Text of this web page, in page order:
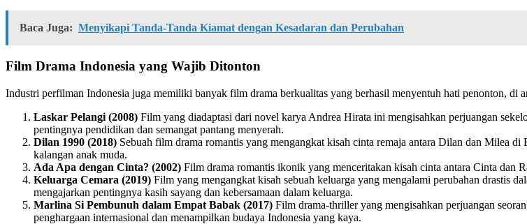
Baca Juga: Menyikapi Tanda-Tanda Kiamat dengan Kesadaran dan Perubahan
Film Drama Indonesia yang Wajib Ditonton
Industri perfilman Indonesia juga memiliki banyak film drama berkualitas yang berhasil menyentuh hati penonton, di
Laskar Pelangi (2008) Film yang diadaptasi dari novel karya Andrea Hirata ini mengisahkan perjuangan
pentingnya pendidikan dan semangat pantang menyerah.
Dilan 1990 (2018) Sebuah film drama romantis yang mengangkat kisah cinta remaja antara Dilan dan Milea
kalangan anak muda.
Ada Apa dengan Cinta? (2002) Film drama romantis ikonik yang menceritakan kisah cinta antara Cinta dan
Keluarga Cemara (2019) Film yang mengangkat kisah sebuah keluarga yang mengalami perubahan drastis
mengajarkan pentingnya kasih sayang dan kebersamaan dalam keluarga.
Marlina Si Pembunuh dalam Empat Babak (2017) Film drama-thriller yang mengisahkan perjuangan
penghargaan internasional dan menampilkan budaya Indonesia yang kaya.